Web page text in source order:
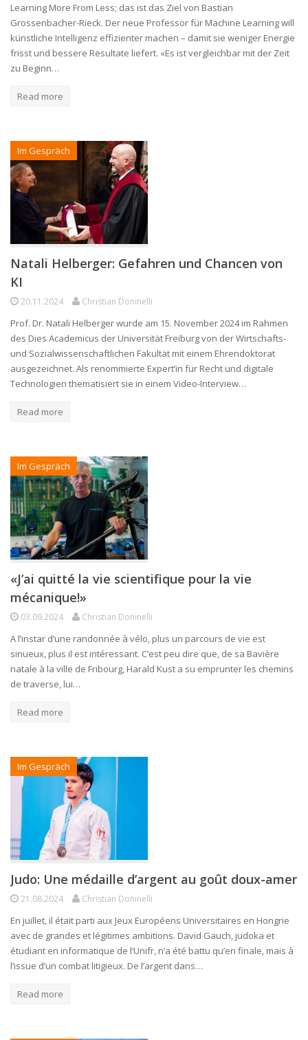
Learning More From Less; das ist das Ziel von Bastian
Grossenbacher-Rieck. Der neue Professor für Machine Learning will
künstliche Intelligenz effizienter machen – damit sie weniger Energie
frisst und bessere Resultate liefert. «Es ist vergleichbar mit der Zeit
zu Beginn…
Read more
Im Gespräch
Natali Helberger: Gefahren und Chancen von
KI
20.11.2024 Christian Doninelli
Prof. Dr. Natali Helberger wurde am 15. November 2024 im Rahmen
des Dies Academicus der Universität Freiburg von der Wirtschafts-
und Sozialwissenschaftlichen Fakultät mit einem Ehrendoktorat
ausgezeichnet. Als renommierte Expert’in für Recht und digitale
Technologien thematisiert sie in einem Video-Interview…
Read more
Im Gespräch
«J’ai quitté la vie scientifique pour la vie
mécanique!»
03.09.2024 Christian Doninelli
A l’instar d’une randonnée à vélo, plus un parcours de vie est
sinueux, plus il est intéressant. C’est peu dire que, de sa Bavière
natale à la ville de Fribourg, Harald Kust a su emprunter les chemins
de traverse, lui…
Read more
Im Gespräch
Judo: Une médaille d’argent au goût doux-amer
21.08.2024 Christian Doninelli
En juillet, il était parti aux Jeux Européens Universitaires en Hongrie
avec de grandes et légitimes ambitions. David Gauch, judoka et
étudiant en informatique de l’Unifr, n’a été battu qu’en finale, mais à
l’issue d’un combat litigieux. De l’argent dans…
Read more